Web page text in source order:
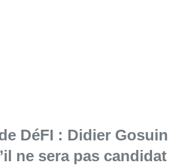
DéFI : Didier Gosuin
ne sera pas candidat